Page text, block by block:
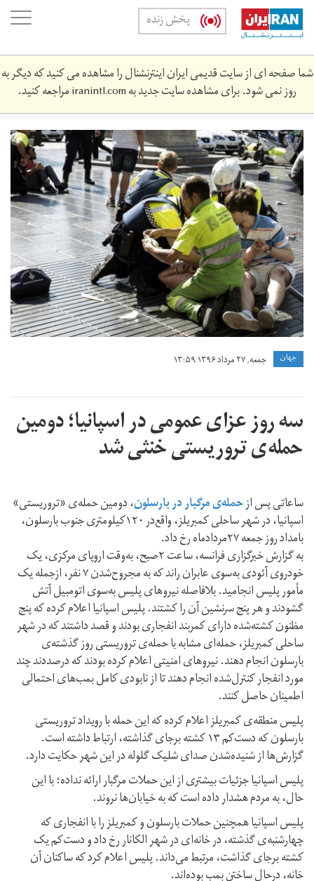
Skip
main
content
پخش زنده
شما صفحه ای از سایت قدیمی ایران اینترنشنال را مشاهده می کنید که دیگر به
روز نمی شود. برای مشاهده سایت جدید بهiranintl.comمراجعه کنید.
spain-
terror-
attack.jpg
جهان جمعه, ۲۷ مرداد ۱۳۹۶ ۱۳:۵۹
سه روز عزای عمومی در اسپانیا؛ دومین
حمله‌ی تروریستی خنثی شد
ساعاتی پس ازحمله‌ی مرگبار در بارسلون، دومین حمله‌ی «تروریستی»
اسپانیا، در شهر ساحلی کمبریلز، واقع‌در ۱۲۰کیلومتری جنوب بارسلون،
بامداد روز جمعه ۲۷مردادماه رخ داد.
به گزارش خبرگزاری فرانسه، ساعت ۲صبح، به‌وقت اروپای مرکزی، یک
خودروی آئودی به‌سوی عابران راند که به مجروح‌شدن ۷ نفر، ازجمله یک
مأمور پلیس انجامید. بلافاصله نیروهای پلیس به‌سوی اتومبیل آتش
گشودند و هر پنج سرنشین آن را کشتند. پلیس اسپانیا اعلام کرده که پنج
مظنون کشته‌شده دارای کمربند انفجاری بودند و قصد داشتند که در شهر
ساحلی کمبریلز، حمله‌ای مشابه با حمله‌ی تروریستی روز گذشته‌ی
بارسلون انجام دهند. نیروهای امنیتی اعلام کرده بودند که درصددند چند
مورد انفجار کنترل‌شده انجام دهند تا از نابودی کامل بمب‌های احتمالی
اطمینان حاصل کنند.
پلیس منطقه‌ی کمبریلز اعلام کرده که این حمله با رویداد تروریستی
بارسلون که دست‌کم ۱۳ کشته برجای گذاشته، ارتباط داشته است.
گزارش‌ها از شنیده‌شدن صدای شلیک گلوله در این شهر حکایت دارد.
پلیس اسپانیا جزئیات بیشتری از این حملات مرگبار ارائه نداده؛ با این
حال، به مردم هشدار داده است که به خیابان‌ها نروند.
پلیس اسپانیا همچنین حملات بارسلون و کمبریلز را با انفجاری که
چهارشنبه‌ی گذشته، در خانه‌ای در شهر الکانار رخ داد و دست‌کم یک
کشته برجای گذاشت، مرتبط می‌داند. پلیس اعلام کرد که ساکنان آن